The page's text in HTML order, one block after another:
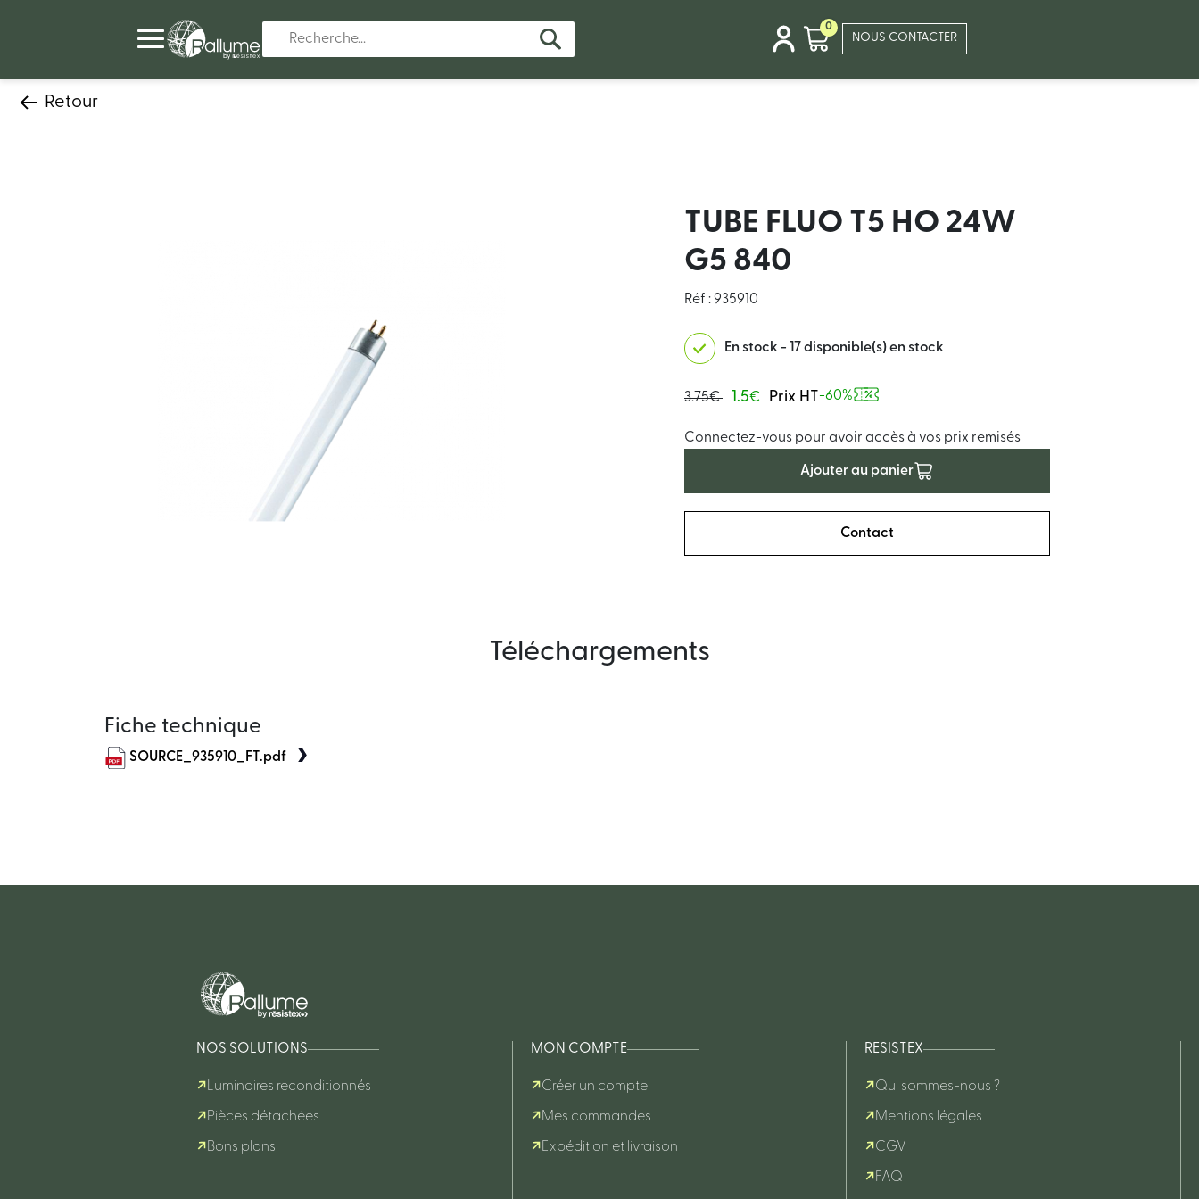
0
NOUS CONTACTER
Retour
TUBE FLUO T5 HO 24W
G5 840
Réf : 935910
En stock - 17 disponible(s) en stock
3.75€ 1.5€ Prix HT-60%
Connectez-vous pour avoir accès à vos prix remisés
Ajouter au panier
Contact
Téléchargements
Fiche technique
SOURCE_935910_FT.pdf
NOS SOLUTIONS
Luminaires reconditionnés
Pièces détachées
Bons plans
MON COMPTE
Créer un compte
Mes commandes
Expédition et livraison
RESISTEX
Qui sommes-nous ?
Mentions légales
CGV
FAQ